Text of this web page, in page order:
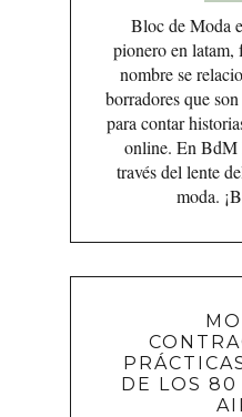
Bloc de Moda
pionero en latam,
nombre se
borradores que
para contar
online. En BdM
través del lente
moda.
DE LOS 80